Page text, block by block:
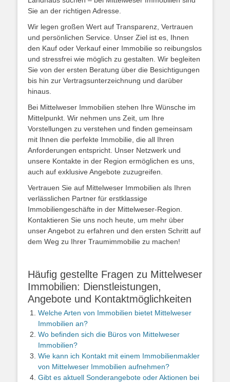
Sie an der richtigen Adresse.
Wir legen großen Wert auf Transparenz, Vertrauen
und persönlichen Service. Unser Ziel ist es, Ihnen
den Kauf oder Verkauf einer Immobilie so reibungslos
und stressfrei wie möglich zu gestalten. Wir begleiten
Sie von der ersten Beratung über die Besichtigungen
bis hin zur Vertragsunterzeichnung und darüber
hinaus.
Bei Mittelweser Immobilien stehen Ihre Wünsche im
Mittelpunkt. Wir nehmen uns Zeit, um Ihre
Vorstellungen zu verstehen und finden gemeinsam
mit Ihnen die perfekte Immobilie, die all Ihren
Anforderungen entspricht. Unser Netzwerk und
unsere Kontakte in der Region ermöglichen es uns,
auch auf exklusive Angebote zuzugreifen.
Vertrauen Sie auf Mittelweser Immobilien als Ihren
verlässlichen Partner für erstklassige
Immobiliengeschäfte in der Mittelweser-Region.
Kontaktieren Sie uns noch heute, um mehr über
unser Angebot zu erfahren und den ersten Schritt auf
dem Weg zu Ihrer Traumimmobilie zu machen!
Häufig gestellte Fragen zu Mittelweser
Immobilien: Dienstleistungen,
Angebote und Kontaktmöglichkeiten
Welche Arten von Immobilien bietet Mittelweser
Immobilien an?
Wo befinden sich die Büros von Mittelweser
Immobilien?
Wie kann ich Kontakt mit einem Immobilienmakler
von Mittelweser Immobilien aufnehmen?
Gibt es aktuell Sonderangebote oder Aktionen bei